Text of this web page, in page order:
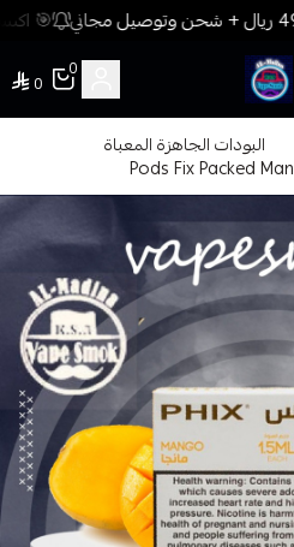
🎯
فيب المدينة
0
0
البودات الجاهزة المعباة